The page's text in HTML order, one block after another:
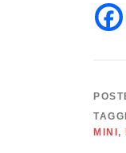
MINI ,